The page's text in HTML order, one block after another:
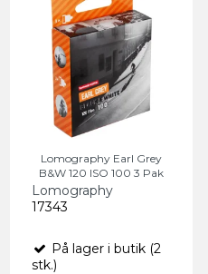
Lomography Earl Grey
B&W 120 ISO 100 3 Pak
Lomography
17343
På lager i butik (2
stk.)